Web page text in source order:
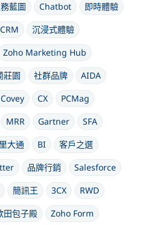
藍圖 Chatbot
即時體驗
沉浸式體驗
Zoho Marketing Hub
莊園 社群品牌
AIDA
CX
PCMag
MRR Gartner
SFA
大通 BI
客戶之選
品牌行銷
Salesforce
簡訊王 3CX
RWD
田包子殿
Zoho Form